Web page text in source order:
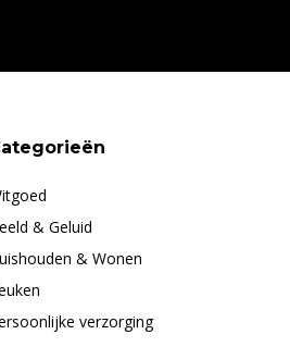
& Geluid
& Wonen
verzorging